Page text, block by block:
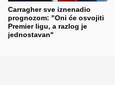
Carragher sve iznenadio
prognozom: "Oni će osvojiti
Premier ligu, a razlog je
jednostavan"